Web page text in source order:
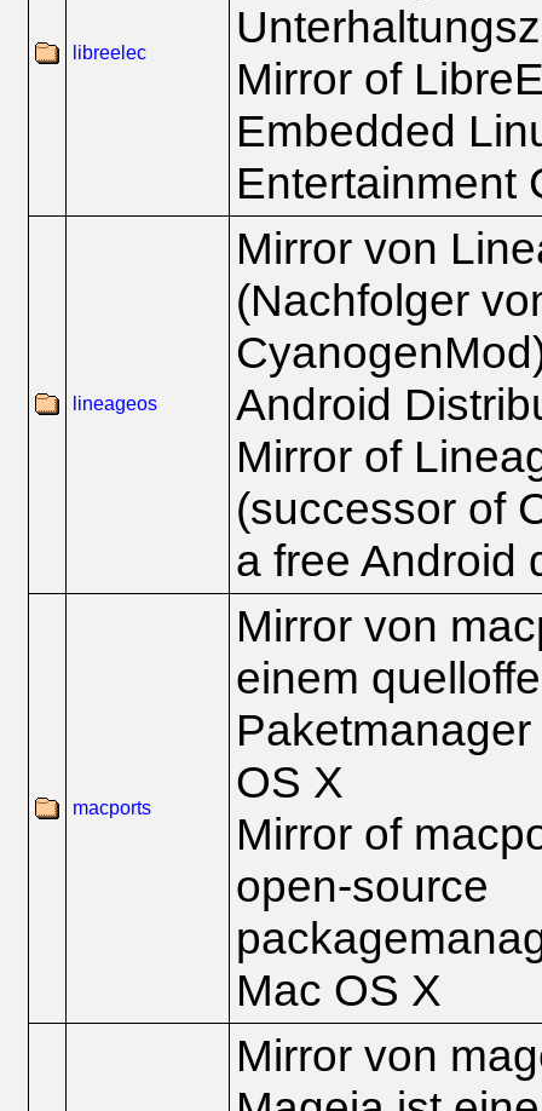
libreelec
Mirror of
Embedded
Entertainment
lineageos
Mirror von
(Nachfolger
Android
Mirror of
(successor of
a free Android
macports
Mirror von
einem
OS X
Mirror of
open-source
Mac OS X
Mirror von